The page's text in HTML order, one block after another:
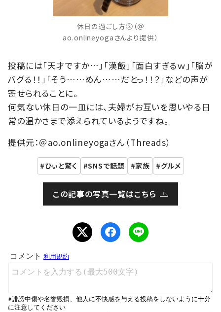
休日の過ごし方③（＠
ao.onlineyogaさんより提供）
投稿には「天才ですか…」「漢飯」「面白すぎるｗ」「脳が
バグる！！」「そう……めん……だとっ！！？」などの声が
寄せられることに。
何気ない休日の一皿には、夫婦がお互いを思いやる日
常の温かさまで添えられているようですね。
提供元：＠ao.onlineyogaさん（Threads）
ひぃと驚く SNSで話題 家族 グルメ
この記事の写真一覧はこちら